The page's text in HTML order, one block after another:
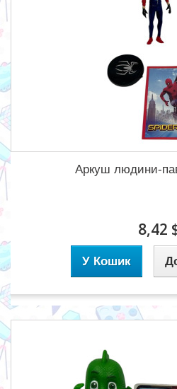
Аркуш людини-
8,42
У Кошик